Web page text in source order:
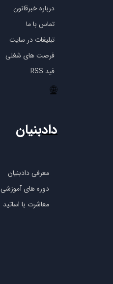
درباره خبرقانون
تماس با ما
تبلیغات در سایت
فرصت های شغلی
فید RSS
🌐
معرفی دادبنیان
دوره های آموزشی
معاشرت با اساتید
دادبنیان